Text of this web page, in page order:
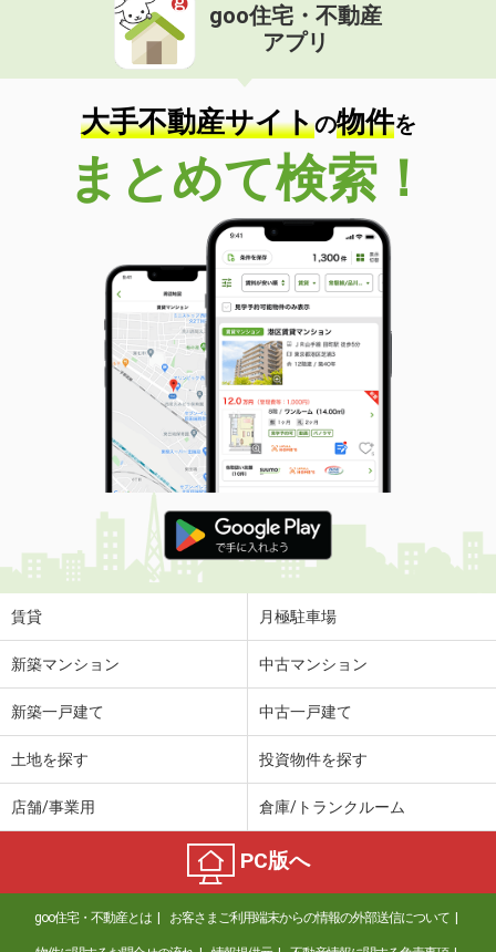
goo住宅・不動産
アプリ
大手不動産サイトの物件を
まとめて検索！
賃貸 月極駐車場
新築マンション 中古マンション
新築一戸建て 中古一戸建て
土地を探す 投資物件を探す
店舗/事業用 倉庫/トランクルーム
PC版へ
goo住宅・不動産とは お客さまご利用端末からの情報の外部送信について